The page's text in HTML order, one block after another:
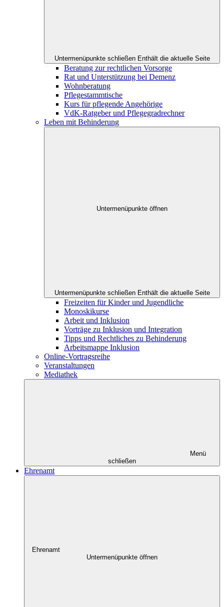
Untermenüpunkte schließen Enthält die aktuelle Seite
Beratung zur rechtlichen Vorsorge
Rat und Unterstützung bei Demenz
Wohnberatung
Pflegestammtische
Kurs für pflegende Angehörige
VdK-Ratgeber und Pflegegradrechner
Leben mit Behinderung
Untermenüpunkte öffnen
Untermenüpunkte schließen Enthält die aktuelle Seite
Freizeiten für Kinder und Jugendliche
Monoskikurse
Arbeit und Inklusion
Vorträge zu Inklusion und Integration
Tipps und Rechtliches zu Behinderung
Arbeitsmappe Inklusion
Online-Vortragsreihe
Veranstaltungen
Mediathek
Menü
schließen
Ehrenamt
Ehrenamt
Untermenüpunkte öffnen